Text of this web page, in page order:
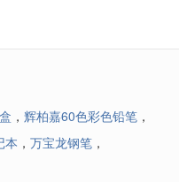
， 辉柏嘉60色彩色铅笔 ，
本 ， 万宝龙钢笔 ，